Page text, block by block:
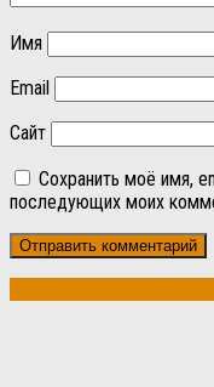
Имя
Email
Сайт
Сохранить моё имя,
последующих моих